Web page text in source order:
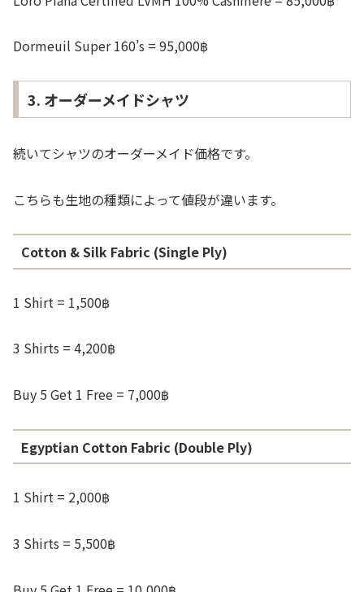
Dormeuil Super 160’s = 95,000฿
3. オーダーメイドシャツ
続いてシャツのオーダーメイド価格です。
こちらも生地の種類によって値段が違います。
Cotton & Silk Fabric (Single Ply)
1 Shirt = 1,500฿
3 Shirts = 4,200฿
Buy 5 Get 1 Free = 7,000฿
Egyptian Cotton Fabric (Double Ply)
1 Shirt = 2,000฿
3 Shirts = 5,500฿